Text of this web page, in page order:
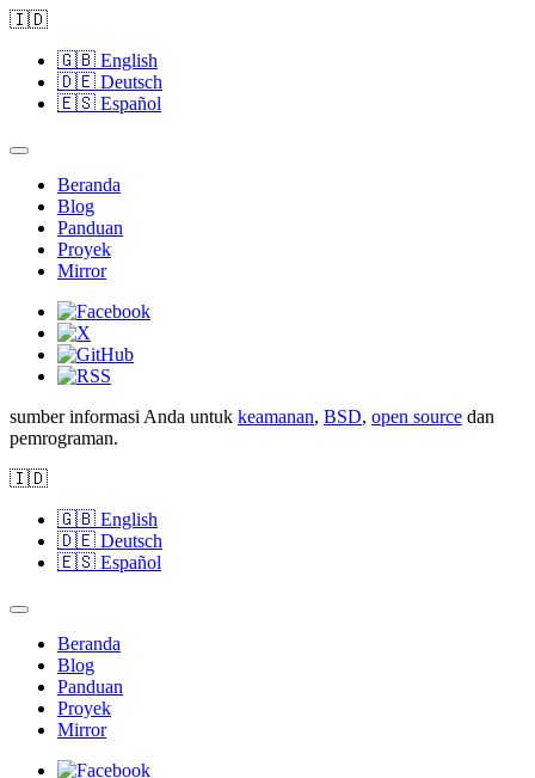
🇮🇩
🇬🇧 English
🇩🇪 Deutsch
🇪🇸 Español
Beranda
Blog
Panduan
Proyek
Mirror
sumber informasi Anda untuk keamanan, BSD, open source dan
pemrograman.
🇮🇩
🇬🇧 English
🇩🇪 Deutsch
🇪🇸 Español
Beranda
Blog
Panduan
Proyek
Mirror